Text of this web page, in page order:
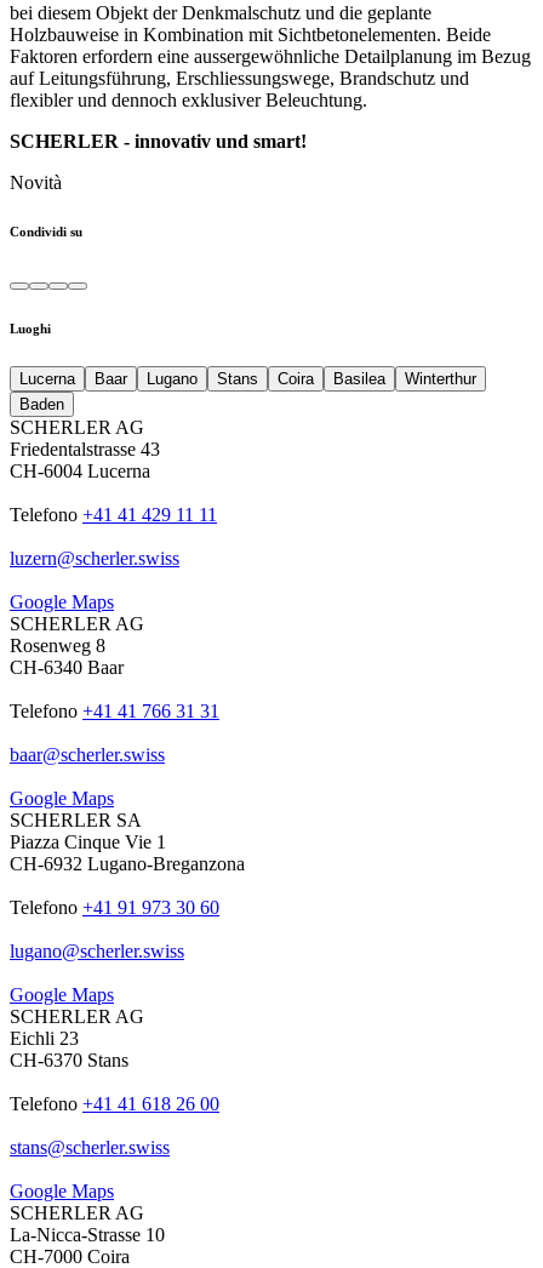
bei diesem Objekt der Denkmalschutz und die geplante
Holzbauweise in Kombination mit Sichtbetonelementen. Beide
Faktoren erfordern eine aussergewöhnliche Detailplanung im Bezug
auf Leitungsführung, Erschliessungswege, Brandschutz und
flexibler und dennoch exklusiver Beleuchtung.
SCHERLER - innovativ und smart!
Novità
Condividi su
Luoghi
Lucerna Baar Lugano Stans Coira Basilea
Winterthur
Baden
SCHERLER AG
Friedentalstrasse 43
CH-6004 Lucerna
Telefono +41 41 429 11 11
luzern@scherler.swiss
Google Maps
SCHERLER AG
Rosenweg 8
CH-6340 Baar
Telefono +41 41 766 31 31
baar@scherler.swiss
Google Maps
SCHERLER SA
Piazza Cinque Vie 1
CH-6932 Lugano-Breganzona
Telefono +41 91 973 30 60
lugano@scherler.swiss
Google Maps
SCHERLER AG
Eichli 23
CH-6370 Stans
Telefono +41 41 618 26 00
stans@scherler.swiss
Google Maps
SCHERLER AG
La-Nicca-Strasse 10
CH-7000 Coira